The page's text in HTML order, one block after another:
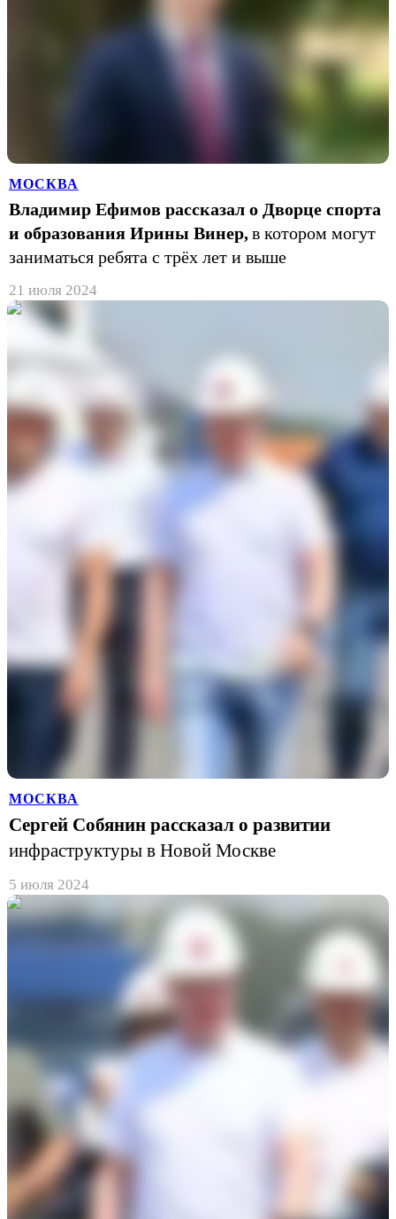
МОСКВА
Владимир Ефимов рассказал о Дворце спорта
и образования Ирины Винер,в котором могут
заниматься ребята с трёх лет и выше
21 июля 2024
МОСКВА
Сергей Собянин рассказал о развитии
инфраструктуры в Новой Москве
5 июля 2024